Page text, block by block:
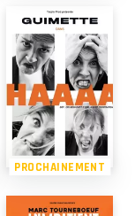
PROCHAINEMENT